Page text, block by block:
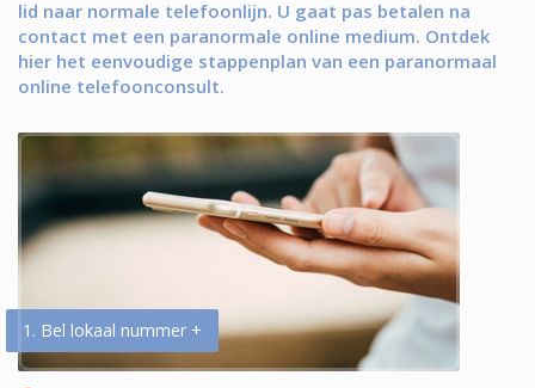
lid naar normale telefoonlijn. U gaat pas betalen na
contact met een paranormale online medium. Ontdek
hier het eenvoudige stappenplan van een paranormaal
online telefoonconsult.
1. Bel lokaal nummer +